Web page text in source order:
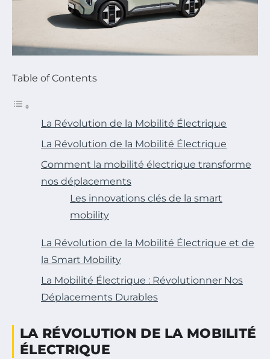
Table of Contents
La Révolution de la Mobilité Électrique
La Révolution de la Mobilité Électrique
Comment la mobilité électrique transforme
nos déplacements
Les innovations clés de la smart
mobility
La Révolution de la Mobilité Électrique et de
la Smart Mobility
La Mobilité Électrique : Révolutionner Nos
Déplacements Durables
LA RÉVOLUTION DE LA MOBILITÉ
ÉLECTRIQUE